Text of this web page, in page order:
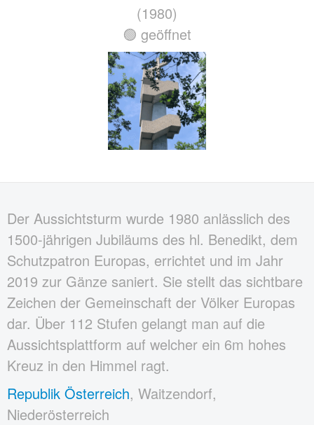
(1980)
🟢 geöffnet
Der Aussichtsturm wurde 1980 anlässlich des
1500-jährigen Jubiläums des hl. Benedikt, dem
Schutzpatron Europas, errichtet und im Jahr
2019 zur Gänze saniert. Sie stellt das sichtbare
Zeichen der Gemeinschaft der Völker Europas
dar. Über 112 Stufen gelangt man auf die
Aussichtsplattform auf welcher ein 6m hohes
Kreuz in den Himmel ragt.
Republik Österreich, Waitzendorf,
Niederösterreich